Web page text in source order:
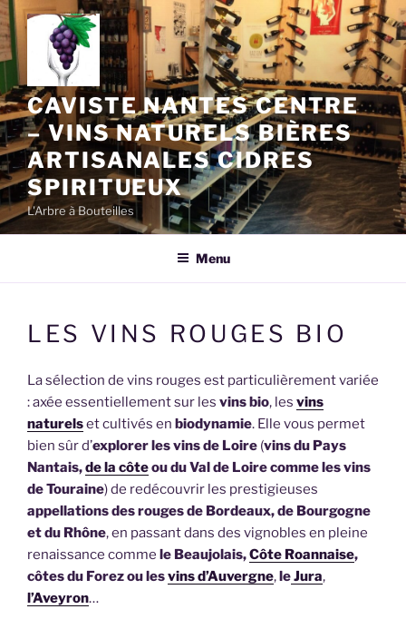
Aller
au
contenu
principal
CAVISTE NANTES CENTRE
– VINS NATURELS BIÈRES
ARTISANALES CIDRES
SPIRITUEUX
L'Arbre à Bouteilles
Menu
LES VINS ROUGES BIO
La sélection de vins rouges est particulièrement variée
: axée essentiellement sur les vins bio, les vins
naturelset cultivés en biodynamie. Elle vous permet
bien sûr d’explorer les vins de Loire (vins du Pays
Nantais,de la côteou du Val de Loire comme les vins
de Touraine) de redécouvrir les prestigieuses
appellations des rouges de Bordeaux, de Bourgogne
et du Rhône, en passant dans des vignobles en pleine
renaissance comme le Beaujolais,Côte Roannaise,
côtes du Forez ou lesvins d’Auvergne,leJura,
l’Aveyron…